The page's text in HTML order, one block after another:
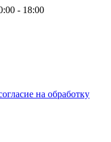
- 18:00
на обработку